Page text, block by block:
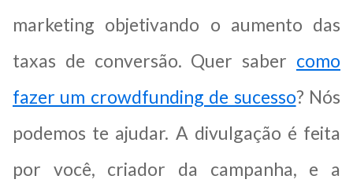
marketing objetivando o aumento das
taxas de conversão. Quer saber como
fazer um crowdfunding de sucesso? Nós
podemos te ajudar. A divulgação é feita
por você, criador da campanha, e a